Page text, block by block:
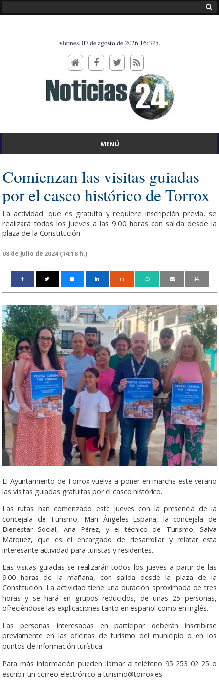
viernes, 07 de agosto de 2026 16:32h.
MENÚ
Comienzan las visitas guiadas
por el casco histórico de Torrox
La actividad, que es gratuita y requiere inscripción previa, se
realizará todos los jueves a las 9.00 horas con salida desde la
plaza de la Constitución
08 de julio de 2024 (14:18 h.)
m
El Ayuntamiento de Torrox vuelve a poner en marcha este verano
las visitas guiadas gratuitas por el casco histórico.
Las rutas han comenzado este jueves con la presencia de la
concejala de Turismo, Mari Ángeles España, la concejala de
Bienestar Social, Ana Pérez, y el técnico de Turismo, Salva
Márquez, que es el encargado de desarrollar y relatar esta
interesante actividad para turistas y residentes.
Las visitas guiadas se realizarán todos los jueves a partir de las
9.00 horas de la mañana, con salida desde la plaza de la
Constitución. La actividad tiene una duración aproximada de tres
horas y se hará en grupos reducidos, de unas 25 personas,
ofreciéndose las explicaciones tanto en español como en inglés.
Las personas interesadas en participar deberán inscribirse
previamente en las oficinas de turismo del municipio o en los
puntos de información turística.
Para más información pueden llamar al teléfono 95 253 02 25 o
escribir un correo electrónico a turismo@torrox.es.